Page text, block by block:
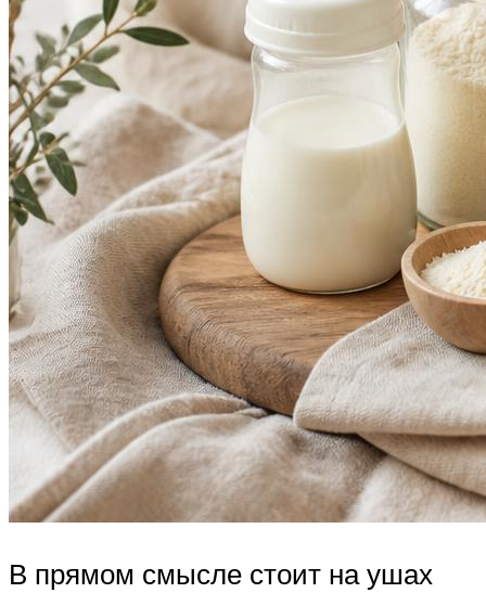
В прямом смысле стоит на ушах